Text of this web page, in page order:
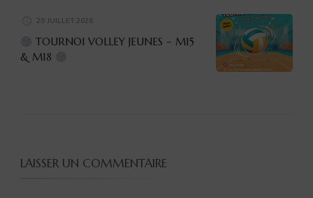
29 JUILLET 2026
TOURNOI VOLLEY JEUNES – M15
& M18
LAISSER UN COMMENTAIRE